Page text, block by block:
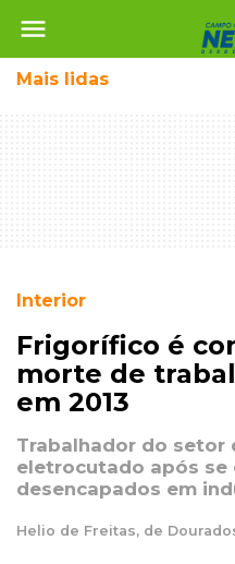
menu
Mais lidas
Interior
Frigorífico é
morte de
em 2013
Trabalhador do setor
eletrocutado após se
desencapados em
Helio de Freitas, de